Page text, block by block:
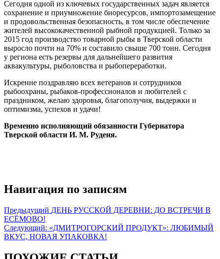
Сегодня одной из ключевых государственных задач является
сохранение и приумножение биоресурсов, импортозамещение
и продовольственная безопасность, в том числе обеспечение
жителей высококачественной рыбной продукцией. Только за
2015 год производство товарной рыбы в Тверской области
выросло почти на 70% и составило свыше 700 тонн. Сегодня
у региона есть резервы для дальнейшего развития
аквакультуры, рыболовства и рыбопереработки.
Искренне поздравляю всех ветеранов и сотрудников
рыбоохраны, рыбаков-профессионалов и любителей с
праздником, желаю здоровья, благополучия, выдержки и
оптимизма, успехов и удачи!
Временно исполняющий обязанности Губернатора
Тверской области И. М. Руденя.
Навигация по записям
Предыдущий ДЕНЬ РУССКОЙ ДЕРЕВНИ: ДО ВСТРЕЧИ В
ЕСЁМОВО!
Следующий: «ДМИТРОГОРСКИЙ ПРОДУКТ»: ЛЮБИМЫЙ
ВКУС, НОВАЯ УПАКОВКА!